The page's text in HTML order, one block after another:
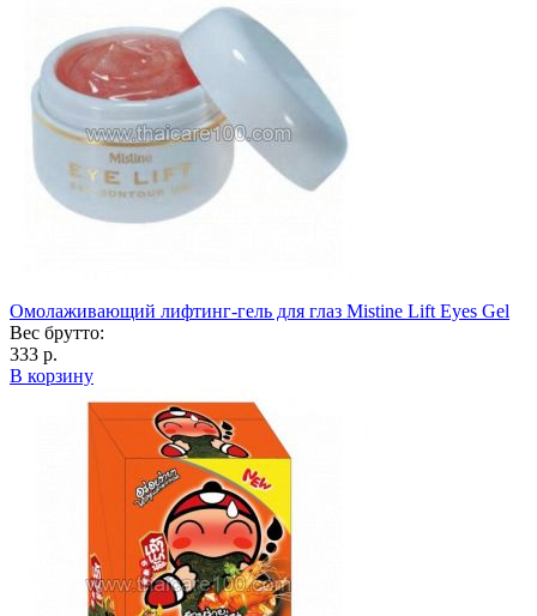
Омолаживающий лифтинг-гель для глаз Mistine Lift Eyes Gel
Вес брутто:
333 р.
В корзину